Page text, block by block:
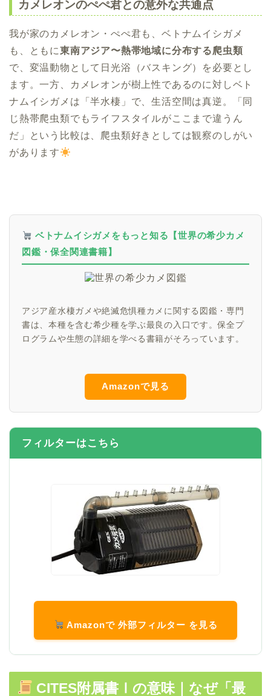
カメレオンのぺぺ君との意外な共通点
我が家のカメレオン・ぺぺ君も、ベトナムイシガメ
も、ともに東南アジア〜熱帯地域に分布する爬虫類
で、変温動物として日光浴（バスキング）を必要とし
ます。一方、カメレオンが樹上性であるのに対しベト
ナムイシガメは「半水棲」で、生活空間は真逆。「同
じ熱帯爬虫類でもライフスタイルがここまで違うん
だ」という比較は、爬虫類好きとしては観察のしがい
があります
ベトナムイシガメをもっと知る【世界の希少カメ
図鑑・保全関連書籍】
アジア産水棲ガメや絶滅危惧種カメに関する図鑑・専門
書は、本種を含む希少種を学ぶ最良の入口です。保全プ
ログラムや生態の詳細を学べる書籍がそろっています。
Amazonで見る
フィルターはこちら
Amazonで 外部フィルター を見る
CITES附属書Ⅰの意味｜なぜ「最